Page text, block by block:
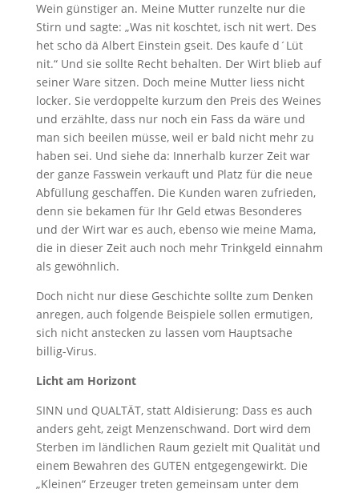
Wein günstiger an. Meine Mutter runzelte nur die
Stirn und sagte: „Was nit koschtet, isch nit wert. Des
het scho dä Albert Einstein gseit. Des kaufe d´Lüt
nit.“ Und sie sollte Recht behalten. Der Wirt blieb auf
seiner Ware sitzen. Doch meine Mutter liess nicht
locker. Sie verdoppelte kurzum den Preis des Weines
und erzählte, dass nur noch ein Fass da wäre und
man sich beeilen müsse, weil er bald nicht mehr zu
haben sei. Und siehe da: Innerhalb kurzer Zeit war
der ganze Fasswein verkauft und Platz für die neue
Abfüllung geschaffen. Die Kunden waren zufrieden,
denn sie bekamen für Ihr Geld etwas Besonderes
und der Wirt war es auch, ebenso wie meine Mama,
die in dieser Zeit auch noch mehr Trinkgeld einnahm
als gewöhnlich.
Doch nicht nur diese Geschichte sollte zum Denken
anregen, auch folgende Beispiele sollen ermutigen,
sich nicht anstecken zu lassen vom Hauptsache
billig-Virus.
Licht am Horizont
SINN und QUALTÄT, statt Aldisierung: Dass es auch
anders geht, zeigt Menzenschwand. Dort wird dem
Sterben im ländlichen Raum gezielt mit Qualität und
einem Bewahren des GUTEN entgegengewirkt. Die
„Kleinen“ Erzeuger treten gemeinsam unter dem